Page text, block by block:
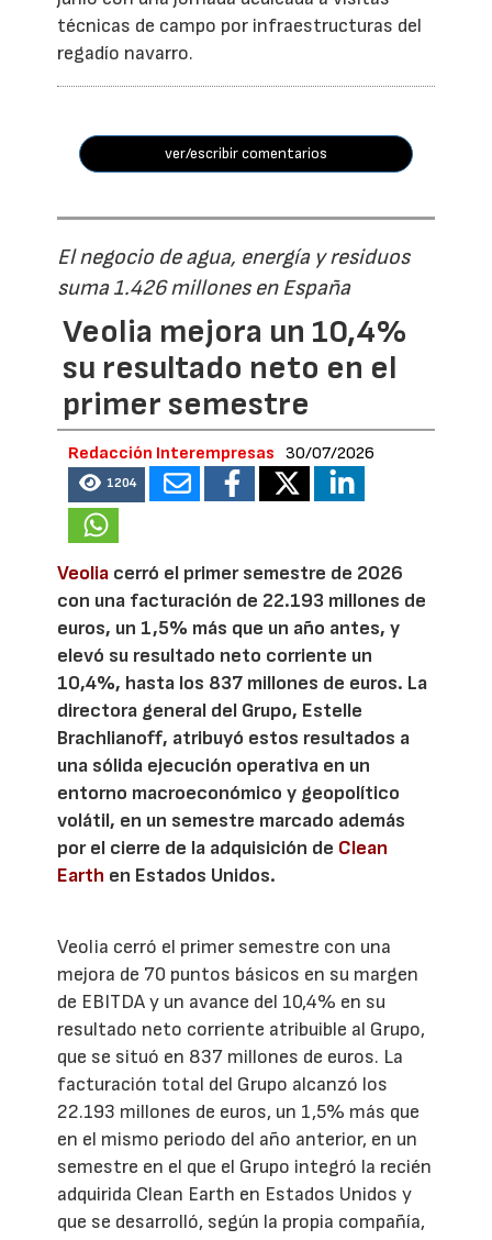
técnicas de campo por infraestructuras del
regadío navarro.
ver/escribir comentarios
El negocio de agua, energía y residuos
suma 1.426 millones en España
Veolia mejora un 10,4%
su resultado neto en el
primer semestre
Redacción Interempresas 30/07/2026
1204
Veolia cerró el primer semestre de 2026
con una facturación de 22.193 millones de
euros, un 1,5% más que un año antes, y
elevó su resultado neto corriente un
10,4%, hasta los 837 millones de euros. La
directora general del Grupo, Estelle
Brachlianoff, atribuyó estos resultados a
una sólida ejecución operativa en un
entorno macroeconómico y geopolítico
volátil, en un semestre marcado además
por el cierre de la adquisición de Clean
Earth en Estados Unidos.
Veolia cerró el primer semestre con una
mejora de 70 puntos básicos en su margen
de EBITDA y un avance del 10,4% en su
resultado neto corriente atribuible al Grupo,
que se situó en 837 millones de euros. La
facturación total del Grupo alcanzó los
22.193 millones de euros, un 1,5% más que
en el mismo periodo del año anterior, en un
semestre en el que el Grupo integró la recién
adquirida Clean Earth en Estados Unidos y
que se desarrolló, según la propia compañía,